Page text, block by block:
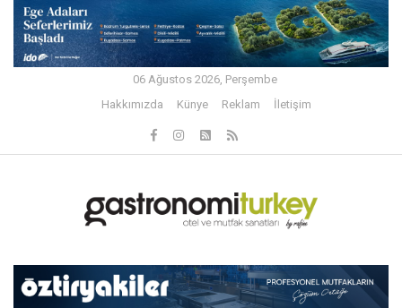
06 Ağustos 2026, Perşembe
Hakkımızda
Künye Reklam İletişim